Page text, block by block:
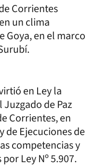
Corrientes
un clima
Goya, en el marco
en Ley la
de Paz
Corrientes, en
de Ejecuciones de
competencias y
Ley Nº 5.907.